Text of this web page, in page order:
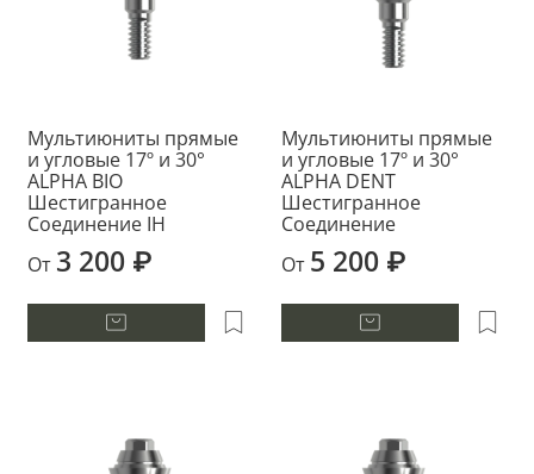
Мультиюниты прямые
и угловые 17º и 30°
ALPHA BIO
Шестигранное
Соединение IH
От 3 200 ₽
Мультиюниты прямые
и угловые 17º и 30°
ALPHA DENT
Шестигранное
Соединение
От 5 200 ₽